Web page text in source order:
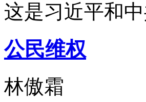
这是习近平和
公民维权
林傲霜